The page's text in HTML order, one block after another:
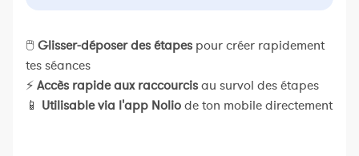
🖱Glisser-déposer des étapes pour créer rapidement
tes séances
⚡Accès rapide aux raccourcisau survol des étapes
📱 Utilisable via l'app Noliode ton mobile directement